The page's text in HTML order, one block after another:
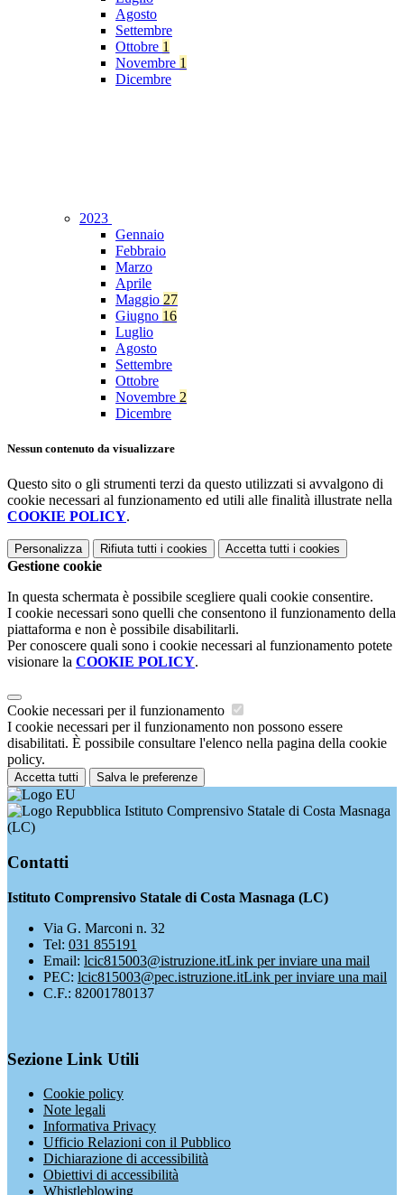
Agosto
Settembre
Ottobre 1
Novembre 1
Dicembre
2023
Gennaio
Febbraio
Marzo
Aprile
Maggio 27
Giugno 16
Luglio
Agosto
Settembre
Ottobre
Novembre 2
Dicembre
Nessun contenuto da visualizzare
Questo sito o gli strumenti terzi da questo utilizzati si avvalgono di
cookie necessari al funzionamento ed utili alle finalità illustrate nella
COOKIE POLICY.
Personalizza Rifiuta tutti i cookies Accetta tutti i cookies
Gestione cookie
In questa schermata è possibile scegliere quali cookie consentire.
I cookie necessari sono quelli che consentono il funzionamento della
piattaforma e non è possibile disabilitarli.
Per conoscere quali sono i cookie necessari al funzionamento potete
visionare la COOKIE POLICY.
Cookie necessari per il funzionamento
I cookie necessari per il funzionamento non possono essere
disabilitati. È possibile consultare l'elenco nella pagina della cookie
policy.
Accetta tutti Salva le preferenze
Istituto Comprensivo Statale di Costa Masnaga
(LC)
Contatti
Istituto Comprensivo Statale di Costa Masnaga (LC)
Via G. Marconi n. 32
Tel: 031 855191
Email: lcic815003@istruzione.itLink per inviare una mail
PEC: lcic815003@pec.istruzione.itLink per inviare una mail
C.F.: 82001780137
Sezione Link Utili
Cookie policy
Note legali
Informativa Privacy
Ufficio Relazioni con il Pubblico
Dichiarazione di accessibilità
Obiettivi di accessibilità
Whistleblowing